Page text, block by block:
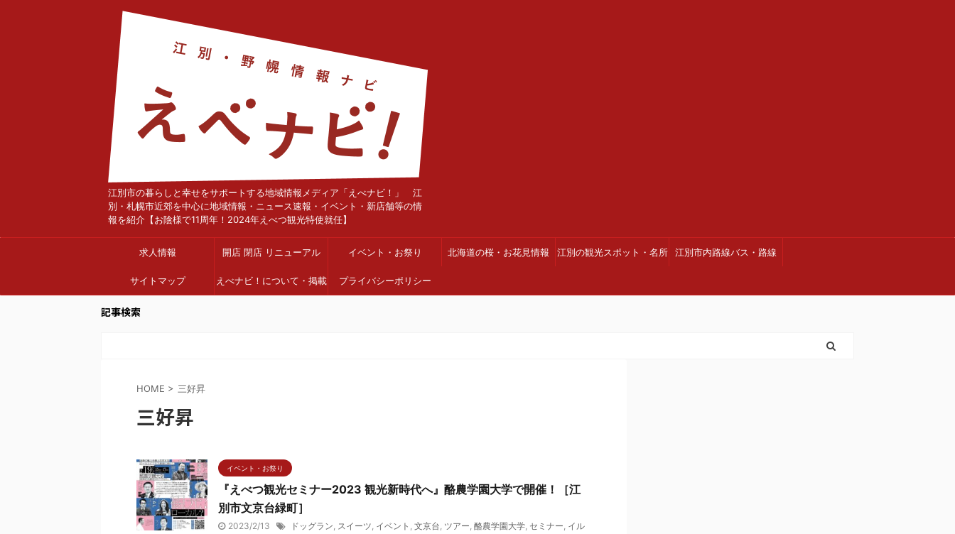
江別市の暮らしと幸せをサポートする地域情報メディア「えべナビ！」 江
別・札幌市近郊を中心に地域情報・ニュース速報・イベント・新店舗等の情
報を紹介【お陰様で11周年！2024年えべつ観光特使就任】
求人情報 開店 閉店 リニューアル イベント・お祭り 北海道の桜・お花見情報 江別の観光スポット・名所 江別市内路線バス・路線
サイトマップ えべナビ！について・掲載 プライバシーポリシー
記事検索
HOME > 三好昇
三好昇
イベント・お祭り
『えべつ観光セミナー2023 観光新時代へ』酪農学園大学で開催！［江
別市文京台緑町］
2023/2/13 ドッグラン, スイーツ, イベント , 文京台, ツアー, 酪農学園大学, セミナー, イル